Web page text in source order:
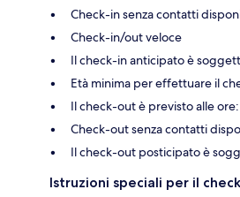
Check-in senza contatti
Check-in/out veloce
Il check-in anticipato è
Età minima per effettuare il
Il check-out è previsto alle
Check-out senza contatti
Il check-out posticipato è
Istruzioni speciali per il